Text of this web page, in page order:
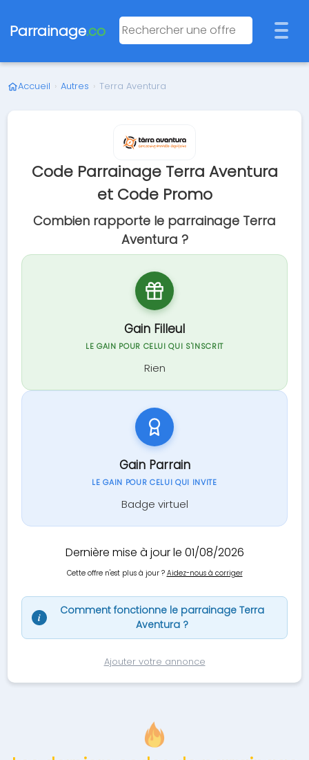
Parrainage.co
Accueil › Autres › Terra Aventura
Code Parrainage Terra Aventura
et Code Promo
Combien rapporte le parrainage Terra
Aventura ?
Gain Filleul
LE GAIN POUR CELUI QUI S'INSCRIT
Rien
Gain Parrain
LE GAIN POUR CELUI QUI INVITE
Badge virtuel
Dernière mise à jour le 01/08/2026
Cette offre n'est plus à jour ? Aidez-nous à corriger
i
Comment fonctionne le parrainage Terra
Aventura ?
Ajouter votre annonce